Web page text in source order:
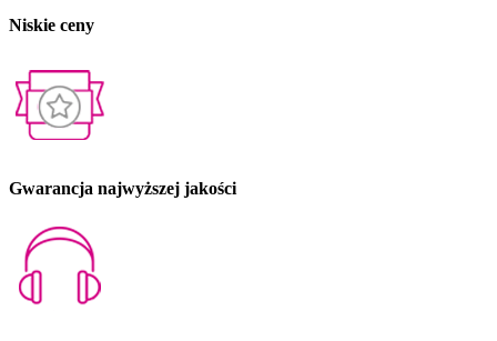
Niskie ceny
Gwarancja najwyższej jakości